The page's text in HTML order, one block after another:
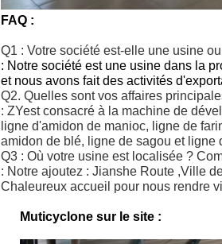
FAQ :
Q1 : Votre société est-elle une usine
: Notre société est une usine dans la
et nous avons fait des activités
Q2. Quelles sont vos affaires
: ZYest consacré à la machine de
ligne d'amidon de manioc, ligne de
amidon de blé, ligne de sagou et ligne
Q3 : Où votre usine est localisée ?
: Notre ajoutez : Jianshe Route ,Ville
Chaleureux accueil pour nous rendre
Muticyclone sur le site :